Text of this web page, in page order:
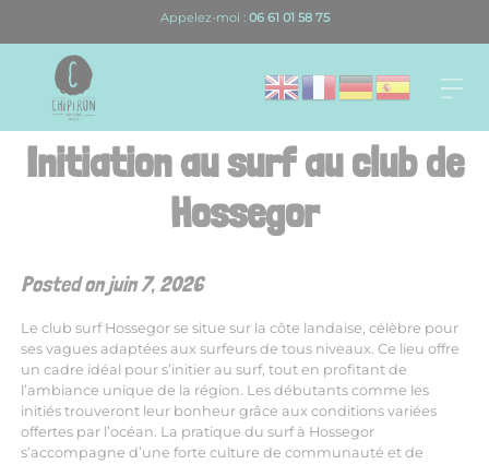
Appelez-moi : 06 61 01 58 75
Initiation au surf au club de
Hossegor
Posted onjuin 7, 2026
Le club surf Hossegor se situe sur la côte landaise, célèbre pour
ses vagues adaptées aux surfeurs de tous niveaux. Ce lieu offre
un cadre idéal pour s’initier au surf, tout en profitant de
l’ambiance unique de la région. Les débutants comme les
initiés trouveront leur bonheur grâce aux conditions variées
offertes par l’océan. La pratique du surf à Hossegor
s’accompagne d’une forte culture de communauté et de